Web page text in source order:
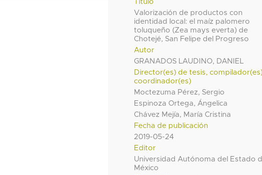
Título
Valorización de productos con
identidad local: el maíz palomero
toluqueño (Zea mays everta) de
Chotejé, San Felipe del Progreso
Autor
GRANADOS LAUDINO, DANIEL
Director(es) de tesis,
coordinador(es)
Moctezuma Pérez, Sergio
Espinoza Ortega, Ángelica
Chávez Mejía, María Cristina
Fecha de publicación
2019-05-24
Editor
Universidad Autónoma del Estado
México